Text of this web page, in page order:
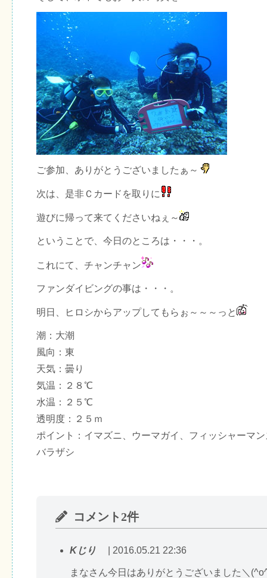
ご参加、ありがとうございましたぁ～
次は、是非Ｃカードを取りに
遊びに帰って来てくださいねぇ～
ということで、今日のところは・・・。
これにて、チャンチャン
ファンダイビングの事は・・・。
明日、ヒロシからアップしてもらぉ～～～っと
潮：大潮
風向：東
天気：曇り
気温：２８℃
水温：２５℃
透明度：２５ｍ
ポイント：イマズニ、ウーマガイ、フィッシャーマ
バラザシ
コメント2件
Kじり | 2016.05.21 22:36
まなさん今日はありがとうございました＼